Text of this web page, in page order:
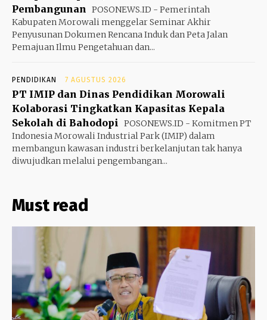
Pembangunan POSONEWS.ID - Pemerintah
Kabupaten Morowali menggelar Seminar Akhir
Penyusunan Dokumen Rencana Induk dan Peta Jalan
Pemajuan Ilmu Pengetahuan dan...
PENDIDIKAN 7 AGUSTUS 2026
PT IMIP dan Dinas Pendidikan Morowali
Kolaborasi Tingkatkan Kapasitas Kepala
Sekolah di Bahodopi POSONEWS.ID - Komitmen PT
Indonesia Morowali Industrial Park (IMIP) dalam
membangun kawasan industri berkelanjutan tak hanya
diwujudkan melalui pengembangan...
Must read